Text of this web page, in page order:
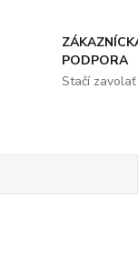
PODPORA
Stačí zavolať